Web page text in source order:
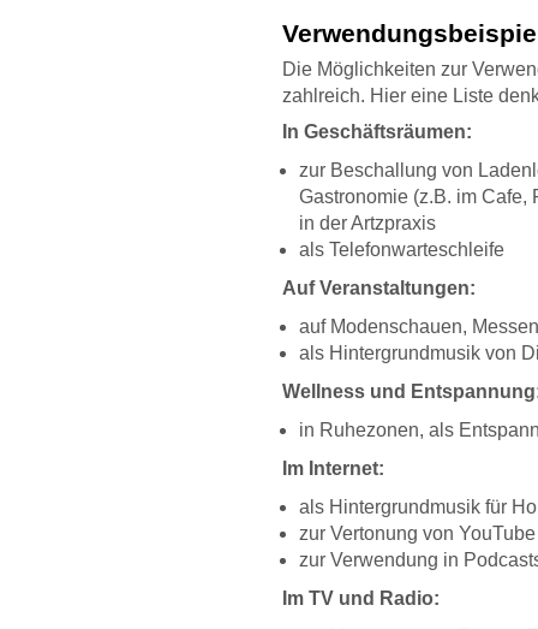
Die Möglichkeiten zur
zahlreich. Hier eine Liste
In Geschäftsräumen:
zur Beschallung von
Gastronomie (z.B. im Cafe,
in der Artzpraxis
als Telefonwarteschleife
Auf Veranstaltungen:
auf Modenschauen,
als Hintergrundmusik von
Wellness und
in Ruhezonen, als
Im Internet:
als Hintergrundmusik für
zur Vertonung von
zur Verwendung in
Im TV und Radio: